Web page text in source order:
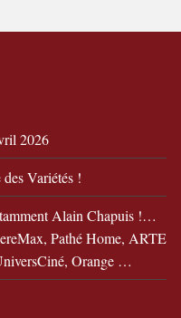
2026
Variétés !
Alain Chapuis !…
Pathé Home, ARTE
Orange …